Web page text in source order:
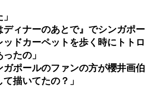
ディナーのあとで』でシンガポー
ドカーペットを歩く時にトトロ
たの」
ガポールのファンの方が櫻井画伯
描いてたの？」